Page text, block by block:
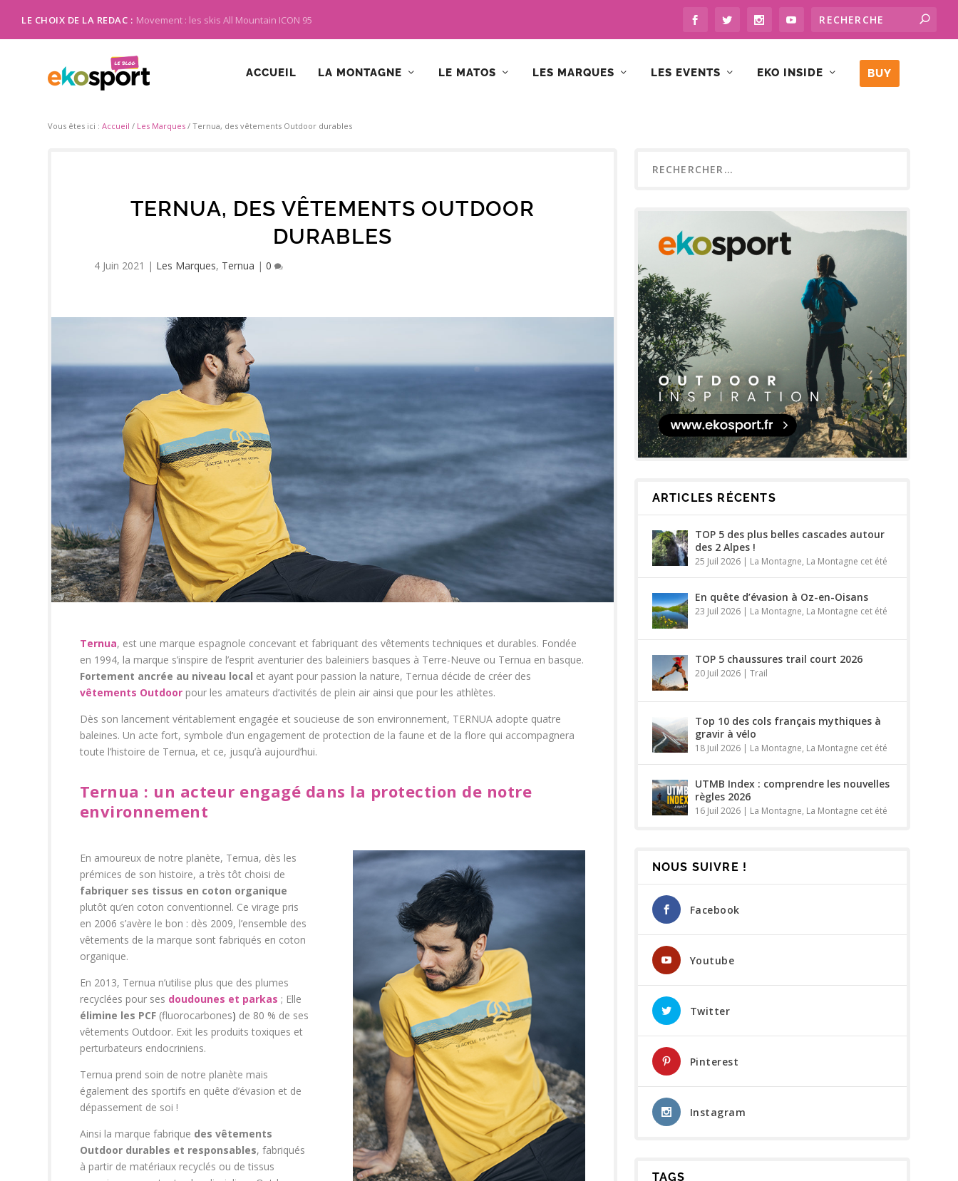
LE CHOIX DE LA REDAC : Movement : les skis All Mountain ICON 95
ACCUEIL LA MONTAGNE LE MATOS LES MARQUES LES EVENTS EKO INSIDE BUY
Vous êtes ici :Accueil / Les Marques /Ternua, des vêtements Outdoor durables
TERNUA, DES VÊTEMENTS OUTDOOR
DURABLES
4 Juin 2021 | Les Marques, Ternua |0
Ternua, est une marque espagnole concevant et fabriquant des vêtements techniques et durables. Fondée
en 1994, la marque s’inspire de l’esprit aventurier des baleiniers basques à Terre-Neuve ou Ternua en basque.
Fortement ancrée au niveau local et ayant pour passion la nature, Ternua décide de créer des
vêtements Outdoorpour les amateurs d’activités de plein air ainsi que pour les athlètes.
Dès son lancement véritablement engagée et soucieuse de son environnement, TERNUA adopte quatre
baleines. Un acte fort, symbole d’un engagement de protection de la faune et de la flore qui accompagnera
toute l’histoire de Ternua, et ce, jusqu’à aujourd’hui.
Ternua : un acteur engagé dans la protection de notre
environnement
En amoureux de notre planète, Ternua, dès les
prémices de son histoire, a très tôt choisi de
fabriquer ses tissus en coton organique
plutôt qu’en coton conventionnel. Ce virage pris
en 2006 s’avère le bon : dès 2009, l’ensemble des
vêtements de la marque sont fabriqués en coton
organique.
En 2013, Ternua n’utilise plus que des plumes
recyclées pour ses doudounes et parkas ; Elle
élimine les PCF(fluorocarbones) de 80 % de ses
vêtements Outdoor. Exit les produits toxiques et
perturbateurs endocriniens.
Ternua prend soin de notre planète mais
également des sportifs en quête d’évasion et de
dépassement de soi !
Ainsi la marque fabrique des vêtements
Outdoor durables et responsables, fabriqués
à partir de matériaux recyclés ou de tissus
ARTICLES RÉCENTS
TOP 5 des plus belles cascades autour
des 2 Alpes !
25 Juil 2026| La Montagne, La Montagne cet été
En quête d’évasion à Oz-en-Oisans
23 Juil 2026| La Montagne, La Montagne cet été
TOP 5 chaussures trail court 2026
20 Juil 2026| Trail
Top 10 des cols français mythiques à
gravir à vélo
18 Juil 2026| La Montagne, La Montagne cet été
UTMB Index : comprendre les nouvelles
règles 2026
16 Juil 2026| La Montagne, La Montagne cet été
NOUS SUIVRE !
Facebook
Youtube
Twitter
Pinterest
Instagram
TAGS